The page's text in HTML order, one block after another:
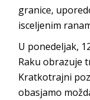
granice,
isceljenim
U ponedeljak,
Raku obrazuje
Kratkotrajni
obasjamo